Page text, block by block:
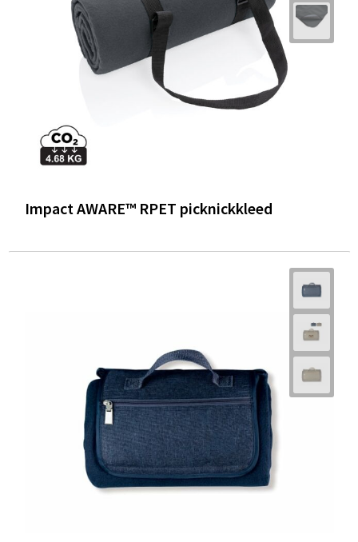
Impact AWARE™ RPET picknickkleed